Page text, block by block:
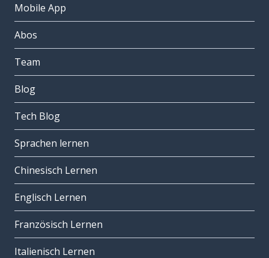
Mobile App
Abos
Team
Blog
Tech Blog
Sprachen lernen
Chinesisch Lernen
Englisch Lernen
Französisch Lernen
Italienisch Lernen